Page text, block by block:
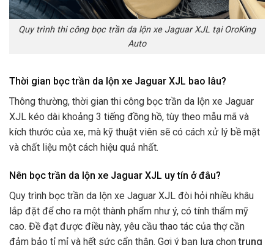
Quy trình thi công bọc trần da lộn xe Jaguar XJL tại OroKing
Auto
Thời gian bọc trần da lộn xe Jaguar XJL bao lâu?
Thông thường, thời gian thi công bọc trần da lộn xe Jaguar
XJL kéo dài khoảng 3 tiếng đồng hồ, tùy theo mẫu mã và
kích thước của xe, mà kỹ thuật viên sẽ có cách xử lý bề mặt
và chất liệu một cách hiệu quả nhất.
Nên bọc trần da lộn xe Jaguar XJL uy tín ở đâu?
Quy trình bọc trần da lộn xe Jaguar XJL đòi hỏi nhiều khâu
lắp đặt để cho ra một thành phẩm như ý, có tính thẩm mỹ
cao. Đề đạt được điều này, yêu cầu thao tác của thợ cần
đảm bảo tỉ mỉ và hết sức cẩn thận. Gợi ý bạn lựa chọntrung